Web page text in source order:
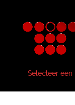
Selecteer een